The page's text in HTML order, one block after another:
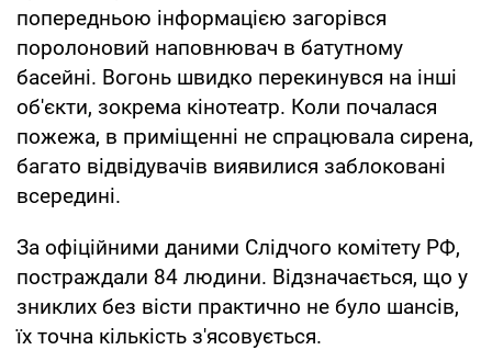
попередньою інформацією загорівся
поролоновий наповнювач в батутному
басейні. Вогонь швидко перекинувся на інші
об'єкти, зокрема кінотеатр. Коли почалася
пожежа, в приміщенні не спрацювала сирена,
багато відвідувачів виявилися заблоковані
всередині.
За офіційними даними Слідчого комітету РФ,
постраждали 84 людини. Відзначається, що у
зниклих без вісти практично не було шансів,
їх точна кількість з'ясовується.